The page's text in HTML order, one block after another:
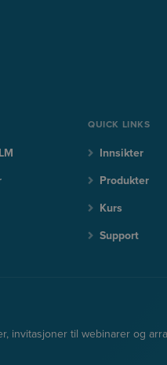
QUICK LINKS
Innsikter
Produkter
Kurs
Support
invitasjoner til webinarer og